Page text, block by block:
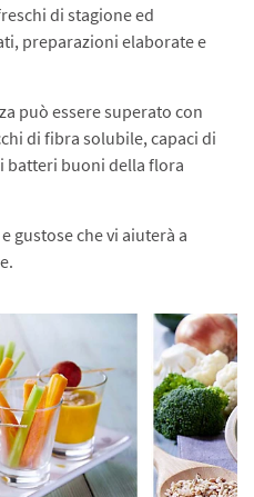
di stagione ed
preparazioni elaborate e
può essere superato con
di fibra solubile, capaci di
batteri buoni della flora
gustose che vi aiuterà a